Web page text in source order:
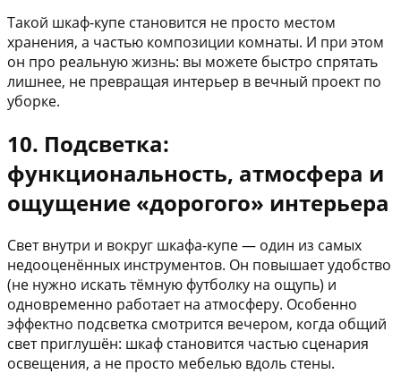
Такой шкаф-купе становится не просто местом
хранения, а частью композиции комнаты. И при этом
он про реальную жизнь: вы можете быстро спрятать
лишнее, не превращая интерьер в вечный проект по
уборке.
10. Подсветка:
функциональность, атмосфера и
ощущение «дорогого» интерьера
Свет внутри и вокруг шкафа-купе — один из самых
недооценённых инструментов. Он повышает удобство
(не нужно искать тёмную футболку на ощупь) и
одновременно работает на атмосферу. Особенно
эффектно подсветка смотрится вечером, когда общий
свет приглушён: шкаф становится частью сценария
освещения, а не просто мебелью вдоль стены.